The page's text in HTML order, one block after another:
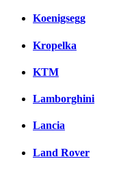
Koenigsegg
Kropelka
KTM
Lamborghini
Lancia
Land Rover